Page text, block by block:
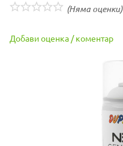
(Няма оценки)
Добави оценка / коментар